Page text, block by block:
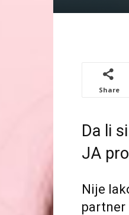
Share
Da li
JA
Nije
partner